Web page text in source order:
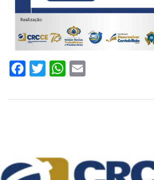
Facebook
TwitterWhatsApp